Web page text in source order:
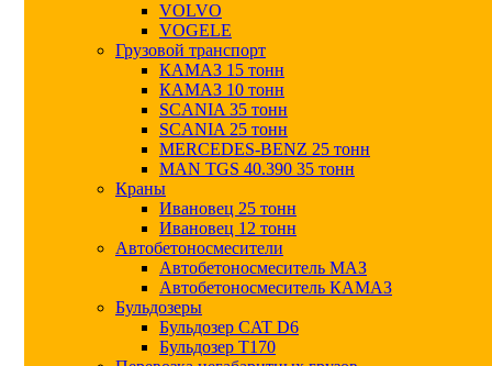
VOLVO
VOGELE
Грузовой транспорт
КАМАЗ 15 тонн
КАМАЗ 10 тонн
SCANIA 35 тонн
SCANIA 25 тонн
MERCEDES-BENZ 25 тонн
MAN TGS 40.390 35 тонн
Краны
Ивановец 25 тонн
Ивановец 12 тонн
Автобетоносмесители
Автобетоносмеситель МАЗ
Автобетоносмеситель КАМАЗ
Бульдозеры
Бульдозер CAT D6
Бульдозер T170